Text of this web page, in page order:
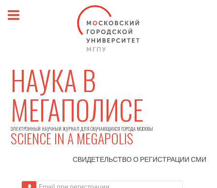
НАУКА В
МЕГАПОЛИСЕ
ЭЛЕКТРОННЫЙ НАУЧНЫЙ ЖУРНАЛ ДЛЯ ОБУЧАЮЩИХСЯ ГОРОДА МОСКВЫ
SCIENCE IN A MEGAPOLIS
СВИДЕТЕЛЬСТВО О РЕГИСТРАЦИИСМИ
Email при регистрации